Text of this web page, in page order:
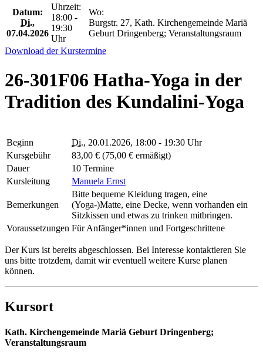
Datum:
Di.,
07.04.2026
Uhrzeit:
18:00 -
19:30
Uhr
Wo:
Burgstr. 27, Kath. Kirchengemeinde Mariä
Geburt Dringenberg; Veranstaltungsraum
Download der Kurstermine
26-301F06 Hatha-Yoga in der
Tradition des Kundalini-Yoga
Beginn Di., 20.01.2026, 18:00 - 19:30 Uhr
Kursgebühr
83,00 € (75,00 € ermäßigt)
Dauer
10 Termine
Kursleitung
Manuela Ernst
Bemerkungen
Bitte bequeme Kleidung tragen, eine
(Yoga-)Matte, eine Decke, wenn vorhanden ein
Sitzkissen und etwas zu trinken mitbringen.
Voraussetzungen Für Anfänger*innen und Fortgeschrittene
Der Kurs ist bereits abgeschlossen. Bei Interesse kontaktieren Sie
uns bitte trotzdem, damit wir eventuell weitere Kurse planen
können.
Kursort
Kath. Kirchengemeinde Mariä Geburt Dringenberg;
Veranstaltungsraum